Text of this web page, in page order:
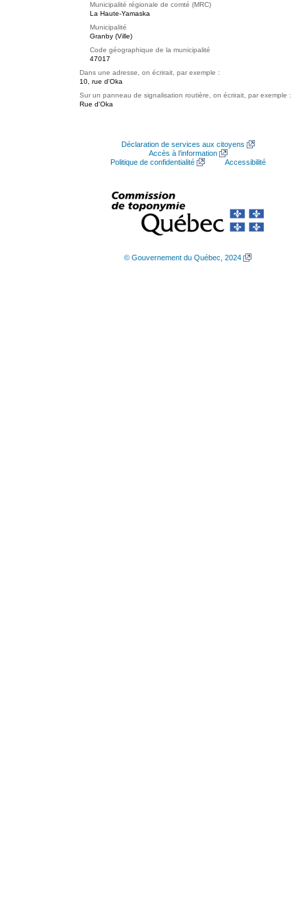
Municipalité régionale de comté (MRC)
La Haute-Yamaska
Municipalité
Granby (Ville)
Code géographique de la municipalité
47017
Dans une adresse, on écrirait, par exemple :
10, rue d'Oka
Sur un panneau de signalisation routière, on écrirait, par exemple :
Rue d'Oka
Déclaration de services aux citoyens
Accès à l’information
Politique de confidentialité
Accessibilité
© Gouvernement du Québec, 2024